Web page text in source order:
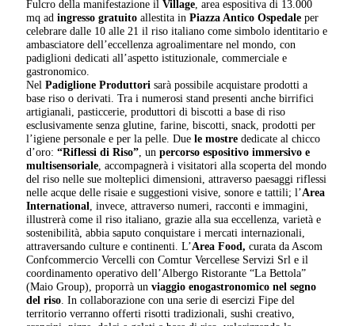
Fulcro della manifestazione ilVillage, area espositiva di 13.000
mq adingresso gratuito allestita inPiazza Antico Ospedale per
celebrare dalle 10 alle 21 il riso italiano come simbolo identitario e
ambasciatore dell’eccellenza agroalimentare nel mondo, con
padiglioni dedicati all’aspetto istituzionale, commerciale e
gastronomico.
NelPadiglione Produttori sarà possibile acquistare prodotti a
base riso o derivati. Tra i numerosi stand presenti anche birrifici
artigianali, pasticcerie, produttori di biscotti a base di riso
esclusivamente senza glutine, farine, biscotti, snack, prodotti per
l’igiene personale e per la pelle. Duele mostre dedicate al chicco
d’oro:“Riflessi di Riso”, unpercorso espositivo immersivo e
multisensoriale, accompagnerà i visitatori alla scoperta del mondo
del riso nelle sue molteplici dimensioni, attraverso paesaggi riflessi
nelle acque delle risaie e suggestioni visive, sonore e tattili; l’Area
International, invece, attraverso numeri, racconti e immagini,
illustrerà come il riso italiano, grazie alla sua eccellenza, varietà e
sostenibilità, abbia saputo conquistare i mercati internazionali,
attraversando culture e continenti. L’Area Food,curata da Ascom
Confcommercio Vercelli con Comtur Vercellese Servizi Srl e il
coordinamento operativo dell’Albergo Ristorante “La Bettola”
(Maio Group), proporrà unviaggio enogastronomico nel segno
del riso. In collaborazione con una serie di esercizi Fipe del
territorio verranno offerti risotti tradizionali, sushi creativo,